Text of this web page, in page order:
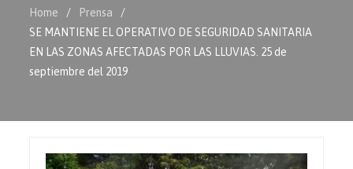
Home
Prensa
SE MANTIENE EL OPERATIVO DE SEGURIDAD SANITARIA
EN LAS ZONAS AFECTADAS POR LAS LLUVIAS. 25 de
septiembre del 2019